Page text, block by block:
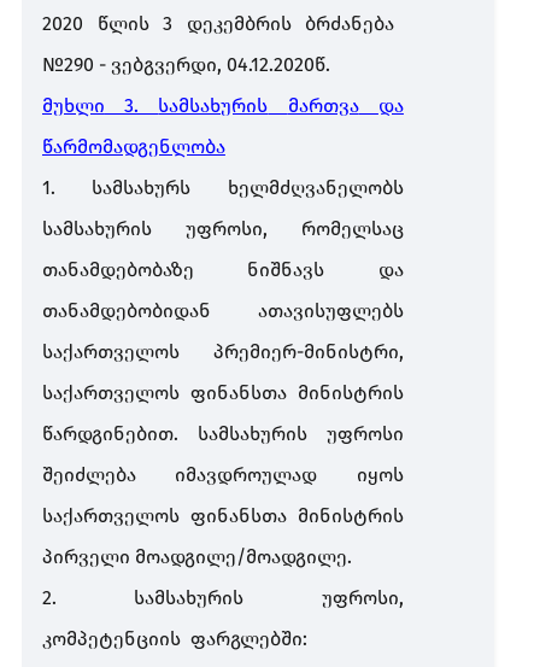
2020 წლის3 დეკემბრის
ბრძანება
№290 - ვებგვერდი, 04.12.2020წ.
მუხლი 3. სამსახურის მართვა
და
წარმომადგენლობა
1. სამსახურს
ხელმძღვანელობს
სამსახურის
უფროსი, რომელსაც
თანამდებობაზე
ნიშნავს
და
თანამდებობიდან
ათავისუფლებს
საქართველოს
პრემიერ-მინისტრი,
საქართველოს ფინანსთა მინისტრის
წარდგინებით. სამსახურის
უფროსი
შეიძლება
იმავდროულად
იყოს
საქართველოს ფინანსთა მინისტრის
პირველი მოადგილე/მოადგილე.
2. სამსახურის უფროსი,
კომპეტენციის ფარგლებში: